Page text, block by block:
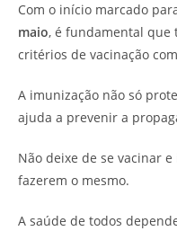
Com o início marcado
maio, é fundamental que
critérios de vacinação
A imunização não só
ajuda a prevenir a
Não deixe de se vacinar
fazerem o mesmo.
A saúde de todos